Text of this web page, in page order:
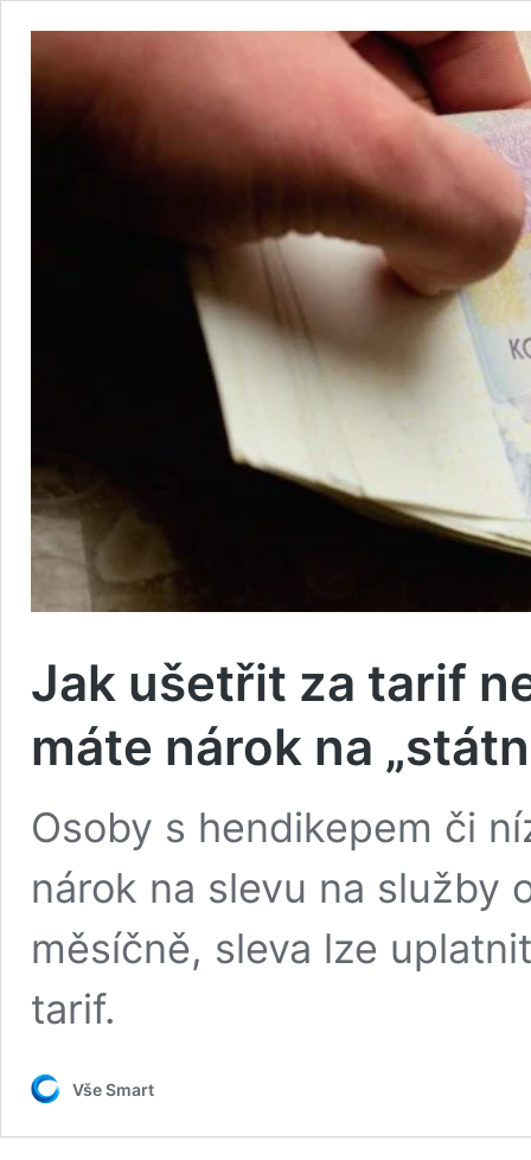
Jak ušetřit za tarif
máte nárok na
Osoby s hendikepem či
nárok na slevu na služby
měsíčně, sleva lze
tarif.
Vše Smart